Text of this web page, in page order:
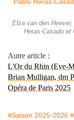
Elza van den
Heras-Casado et
Autre article :
L'Or du Rhin (Eve-
Brian Mulligan, dm
Opéra de Paris 2025
#Saison 2025-2026